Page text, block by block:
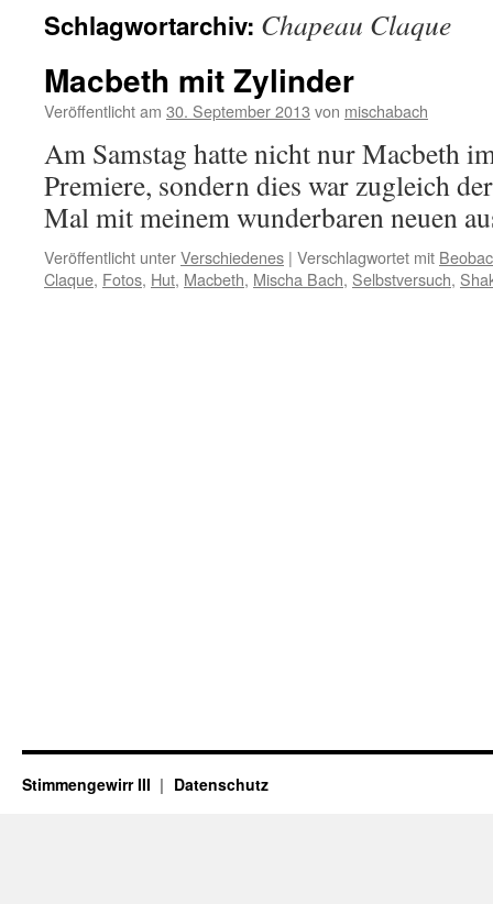
Schlagwortarchiv: Chapeau Claque
Macbeth mit Zylinder
Veröffentlicht am 30. September 2013 von mischabach
Am Samstag hatte nicht nur Macbeth
Premiere, sondern dies war zugleich
Mal mit meinem wunderbaren neuen
Veröffentlicht unterVerschiedenes | Verschlagwortet mit
Claque, Fotos, Hut, Macbeth, Mischa Bach, Selbstversuch,
Stimmengewirr III Datenschutz